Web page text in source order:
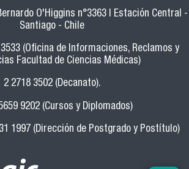
O'Higgins n°3363 | Estación Central -
Santiago - Chile
(Oficina de Informaciones, Reclamos y
Facultad de Ciencias Médicas)
2 2718 3502 (Decanato).
9202 (Cursos y Diplomados)
1997 (Dirección de Postgrado y Postítulo)